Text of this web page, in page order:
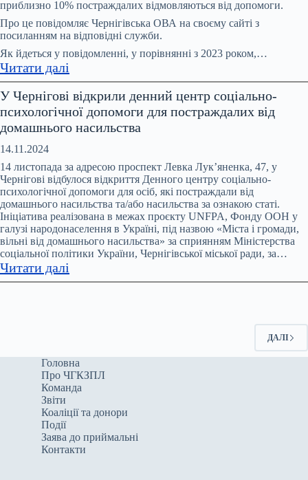
насильству,
насильству
ознакою
статі
приблизно 10% постраждалих відмовляються від допомоги.
Про це повідомляє Чернігівська ОВА на своєму сайті з
посиланням на відповідні служби.
Як йдеться у повідомленні, у порівнянні з 2023 роком,…
Читати далі
“10%
постраждалих
відмовляються
від
на
Чернігівщині
у
2024
році
зафіксували
7604
заяви
У Чернігові відкрили денний центр соціально-
психологічної допомоги для постраждалих від
домашнього насильства
14.11.2024
14 листопада за адресою проспект Левка Лук’яненка, 47, у
Чернігові відбулося відкриття Денного центру соціально-
психологічної допомоги для осіб, які постраждали від
домашнього насильства та/або насильства за ознакою статі.
Ініціатива реалізована в межах проєкту UNFPA, Фонду ООН у
галузі народонаселення в Україні, під назвою «Міста і громади,
вільні від домашнього насильства» за сприянням Міністерства
соціальної політики України, Чернігівської міської ради, за…
Читати далі
У
соціально-
психологічної
допомоги
для
від
домашнього
ДАЛІ
Головна
Про ЧГКЗПЛ
Команда
Звіти
Коаліції та донори
Події
Заява до приймальні
Контакти